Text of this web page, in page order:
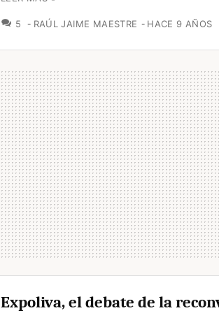
5 COMENTARIOS
RAÚL JAIME MAESTRE HACE 9 AÑOS
Expoliva, el debate de la